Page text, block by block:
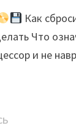
Как
Что
и не